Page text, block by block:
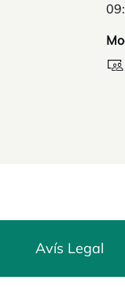
Avís Legal